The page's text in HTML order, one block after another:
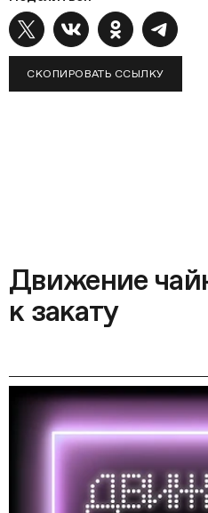
СКОПИРОВАТЬ ССЫЛКУ
Движение
к закату